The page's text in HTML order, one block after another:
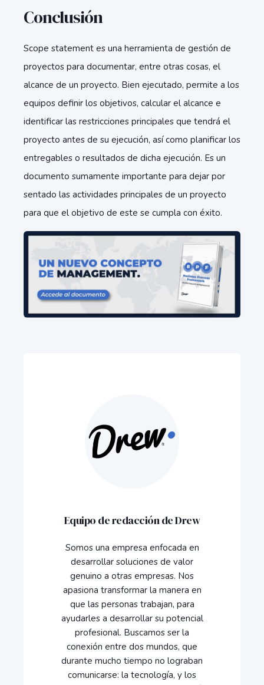
Conclusión
Scope statement es una herramienta de gestión de
proyectos para documentar, entre otras cosas, el
alcance de un proyecto. Bien ejecutado, permite a los
equipos definir los objetivos, calcular el alcance e
identificar las restricciones principales que tendrá el
proyecto antes de su ejecución, así como planificar los
entregables o resultados de dicha ejecución. Es un
documento sumamente importante para dejar por
sentado las actividades principales de un proyecto
para que el objetivo de este se cumpla con éxito.
Equipo de redacción de Drew
Somos una empresa enfocada en
desarrollar soluciones de valor
genuino a otras empresas. Nos
apasiona transformar la manera en
que las personas trabajan, para
ayudarles a desarrollar su potencial
profesional. Buscamos ser la
conexión entre dos mundos, que
durante mucho tiempo no lograban
comunicarse: la tecnología, y los